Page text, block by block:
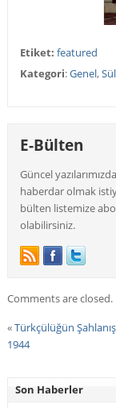
Etiket: featured
Kategori:Genel,
E-Bülten
Güncel
haberdar olmak
bülten listemize
olabilirsiniz.
Comments are closed.
«Türkçülüğün
1944
Son Haberler